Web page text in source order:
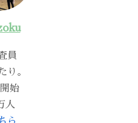
員
り。
始
人